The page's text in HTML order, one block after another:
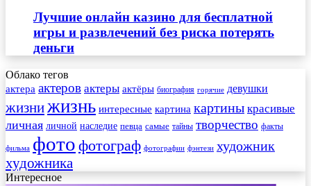
Лучшие онлайн казино для бесплатной
игры и развлечений без риска потерять
деньги
Облако тегов
актера актеров актеры актёры биография горячие девушки
жизнижизнь интересные картина картины красивые
личная личной наследие певца самые тайны творчество факты
фильма фото фотограф фотографии фэнтези художник
художника
Интересное